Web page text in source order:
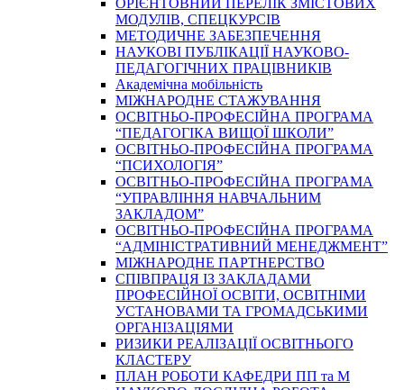
ОРІЄНТОВНИЙ ПЕРЕЛІК ЗМІСТОВИХ
МОДУЛІВ, СПЕЦКУРСІВ
МЕТОДИЧНЕ ЗАБЕЗПЕЧЕННЯ
НАУКОВІ ПУБЛІКАЦІЇ НАУКОВО-
ПЕДАГОГІЧНИХ ПРАЦІВНИКІВ
Академічна мобільність
МІЖНАРОДНЕ СТАЖУВАННЯ
ОСВІТНЬО-ПРОФЕСІЙНА ПРОГРАМА
“ПЕДАГОГІКА ВИЩОЇ ШКОЛИ”
ОСВІТНЬО-ПРОФЕСІЙНА ПРОГРАМА
“ПСИХОЛОГІЯ”
ОСВІТНЬО-ПРОФЕСІЙНА ПРОГРАМА
“УПРАВЛІННЯ НАВЧАЛЬНИМ
ЗАКЛАДОМ”
ОСВІТНЬО-ПРОФЕСІЙНА ПРОГРАМА
“АДМІНІСТРАТИВНИЙ МЕНЕДЖМЕНТ”
МІЖНАРОДНЕ ПАРТНЕРСТВО
СПІВПРАЦЯ ІЗ ЗАКЛАДАМИ
ПРОФЕСІЙНОЇ ОСВІТИ, ОСВІТНІМИ
УСТАНОВАМИ ТА ГРОМАДСЬКИМИ
ОРГАНІЗАЦІЯМИ
РИЗИКИ РЕАЛІЗАЦІЇ ОСВІТНЬОГО
КЛАСТЕРУ
ПЛАН РОБОТИ КАФЕДРИ ПП та М